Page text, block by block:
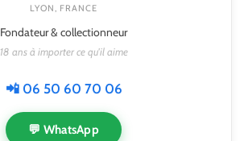
LYON, FRANCE
Fondateur & collectionneur
18 ans à importer ce qu'il aime
📲 06 50 60 70 06
💬 WhatsApp